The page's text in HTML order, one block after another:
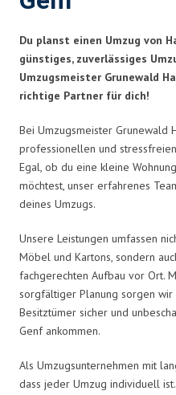
Du planst einen Umzug von
günstiges, zuverlässiges
Umzugsmeister Grunewald
richtige Partner für dich!
Bei Umzugsmeister Grunewald
professionellen und stressfreien
Egal, ob du eine kleine
möchtest, unser erfahrenes
deines Umzugs.
Unsere Leistungen umfassen
Möbel und Kartons, sondern
fachgerechten Aufbau vor Ort.
sorgfältiger Planung sorgen wir
Besitztümer sicher und
Genf ankommen.
Als Umzugsunternehmen mit
dass jeder Umzug individuell